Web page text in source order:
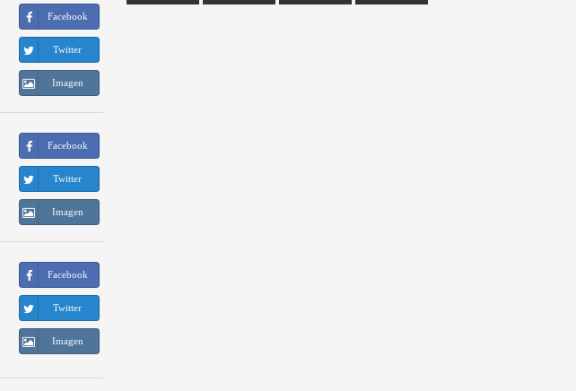
Facebook
Twitter
Imagen
Facebook
Twitter
Imagen
Facebook
Twitter
Imagen